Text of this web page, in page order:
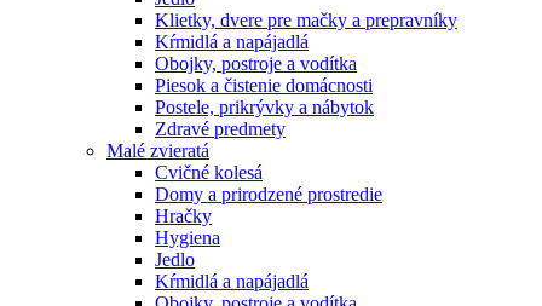
Klietky, dvere pre mačky a prepravníky
Kŕmidlá a napájadlá
Obojky, postroje a vodítka
Piesok a čistenie domácnosti
Postele, prikrývky a nábytok
Zdravé predmety
Malé zvieratá
Cvičné kolesá
Domy a prirodzené prostredie
Hračky
Hygiena
Jedlo
Kŕmidlá a napájadlá